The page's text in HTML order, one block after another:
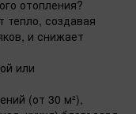
отопления?
тепло, создавая
и снижает
или
(от 30 м²),